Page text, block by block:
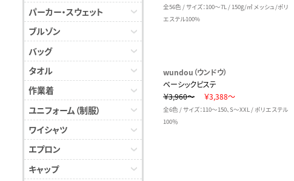
パーカー・スウェット
ブルゾン
バッグ
タオル
作業着
ユニフォーム（制服）
ワイシャツ
エプロン
キャップ
全56色 / サイズ：100～7L / 150g/㎡ メッシュ/ポリ
エステル100%
wundou（ウンドウ）
ベーシックピステ
￥3,960～
￥3,388～
全6色 / サイズ：110～150、S～XXL / ポリエステル
100％